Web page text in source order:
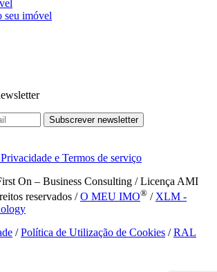
seu imóvel
Subscrever newsletter
e Termos de serviço
On – Business Consulting / Licença AMI
reservados /O MEU IMO® / XLM -
/Política de Utilização de Cookies /RAL